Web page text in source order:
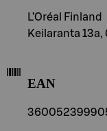
L’Oréal Finland
Keilaranta 13a,
EAN